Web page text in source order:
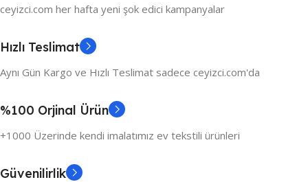
ceyizci.com her hafta yeni şok edici kampanyalar
Hızlı Teslimat
Aynı Gün Kargo ve Hızlı Teslimat sadece ceyizci.com'da
%100 Orjinal Ürün
+1000 Üzerinde kendi imalatımız ev tekstili ürünleri
Güvenilirlik